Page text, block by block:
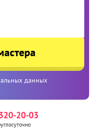
данных
20-03